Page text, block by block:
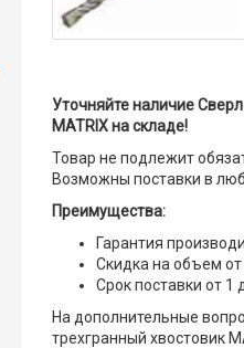
Уточняйте наличие
MATRIX на складе!
Товар не подлежит
Возможны поставки в
Преимущества:
Гарантия
Скидка на объем от
Срок поставки от 1
На дополнительные
трехгранный хвостовик